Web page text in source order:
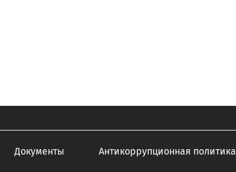
Документы Антикоррупционная политика